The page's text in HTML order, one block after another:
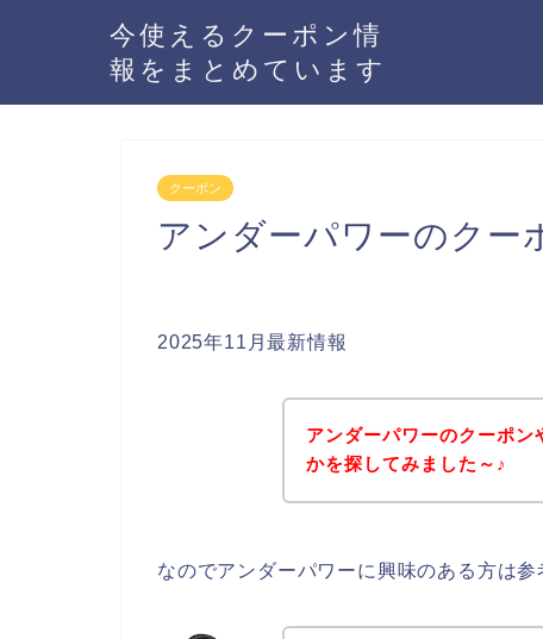
今使えるクーポン情
報をまとめています
クーポン
アンダーパワーのクー
2025年11月最新情報
アンダーパワーのクーポ
かを探してみました～♪
なのでアンダーパワーに興味のある方は参